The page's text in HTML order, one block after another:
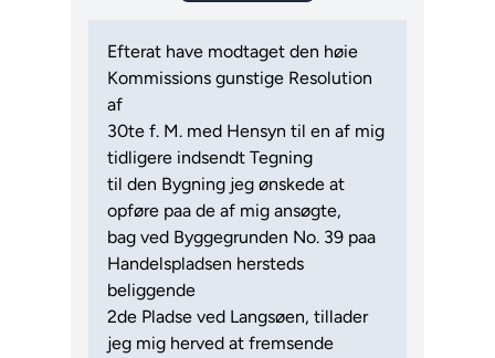
Efterat have modtaget den høie
Kommissions gunstige Resolution
af
30te f. M. med Hensyn til en af mig
tidligere indsendt Tegning
til den Bygning jeg ønskede at
opføre paa de af mig ansøgte,
bag ved Byggegrunden No. 39 paa
Handelspladsen hersteds
beliggende
2de Pladse ved Langsøen, tillader
jeg mig herved at fremsende